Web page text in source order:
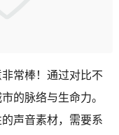
常棒！通过对比不
的脉络与生命力。
声音素材，需要系